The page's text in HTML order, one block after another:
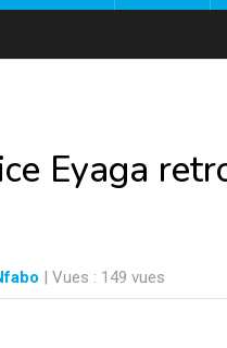
Eyaga
| Vues : 149 vues